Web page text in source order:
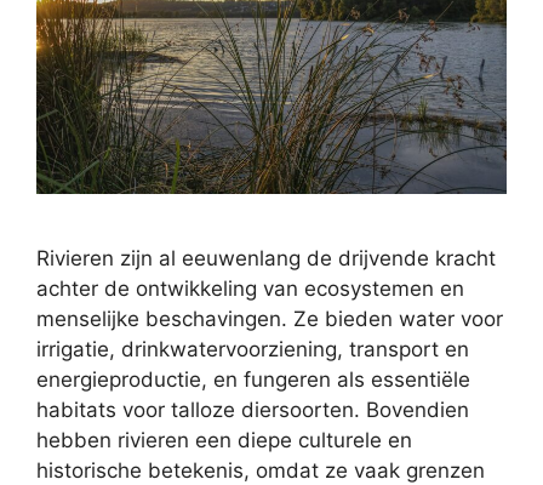
Rivieren zijn al eeuwenlang de drijvende kracht
achter de ontwikkeling van ecosystemen en
menselijke beschavingen. Ze bieden water voor
irrigatie, drinkwatervoorziening, transport en
energieproductie, en fungeren als essentiële
habitats voor talloze diersoorten. Bovendien
hebben rivieren een diepe culturele en
historische betekenis, omdat ze vaak grenzen